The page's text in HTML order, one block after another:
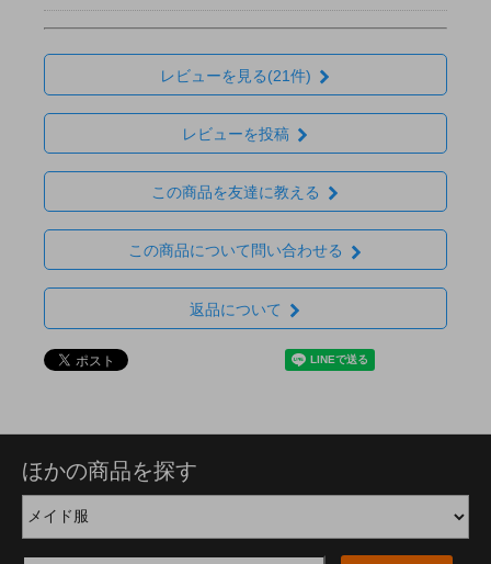
レビューを見る(21件)
レビューを投稿
この商品を友達に教える
この商品について問い合わせる
返品について
ほかの商品を探す